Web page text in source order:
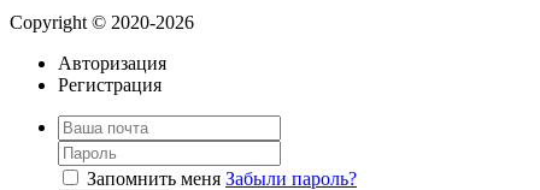
Copyright © 2020-2026
Авторизация
Регистрация
Запомнить меня Забыли пароль?